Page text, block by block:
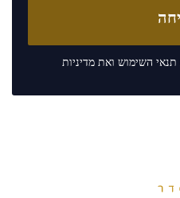
תנאי השימוש ואת מדיניות